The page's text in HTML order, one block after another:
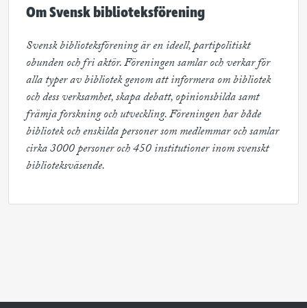
Om Svensk biblioteksförening
Svensk biblioteksförening är en ideell, partipolitiskt
obunden och fri aktör. Föreningen samlar och verkar för
alla typer av bibliotek genom att informera om bibliotek
och dess verksamhet, skapa debatt, opinionsbilda samt
främja forskning och utveckling. Föreningen har både
bibliotek och enskilda personer som medlemmar och samlar
cirka 3000 personer och 450 institutioner inom svenskt
biblioteksväsende.